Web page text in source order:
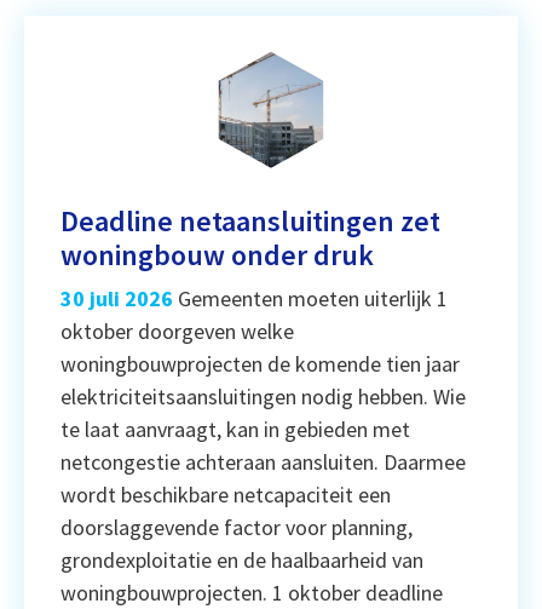
Deadline netaansluitingen zet
woningbouw onder druk
30 juli 2026 Gemeenten moeten uiterlijk 1
oktober doorgeven welke
woningbouwprojecten de komende tien jaar
elektriciteitsaansluitingen nodig hebben. Wie
te laat aanvraagt, kan in gebieden met
netcongestie achteraan aansluiten. Daarmee
wordt beschikbare netcapaciteit een
doorslaggevende factor voor planning,
grondexploitatie en de haalbaarheid van
woningbouwprojecten. 1 oktober deadline